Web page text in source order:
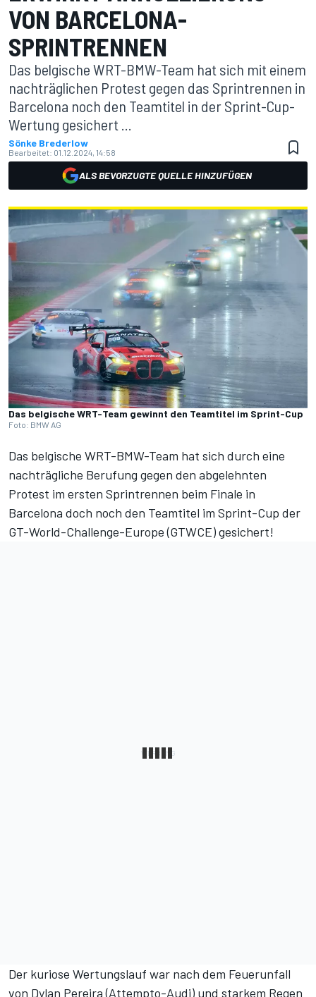
VON BARCELONA-
SPRINTRENNEN
Das belgische WRT-BMW-Team hat sich mit einem
nachträglichen Protest gegen das Sprintrennen in
Barcelona noch den Teamtitel in der Sprint-Cup-
Wertung gesichert ...
Sönke Brederlow
Bearbeitet: 01.12.2024, 14:58
ALS BEVORZUGTE QUELLE HINZUFÜGEN
Das belgische WRT-Team gewinnt den Teamtitel im Sprint-Cup
Foto: BMW AG
Das belgische WRT-BMW-Team hat sich durch eine
nachträgliche Berufung gegen den abgelehnten
Protest im ersten Sprintrennen beim Finale in
Barcelona doch noch den Teamtitel im Sprint-Cup der
GT-World-Challenge-Europe (GTWCE) gesichert!
Der kuriose Wertungslauf war nach dem Feuerunfall
von Dylan Pereira (Attempto-Audi) und starkem Regen